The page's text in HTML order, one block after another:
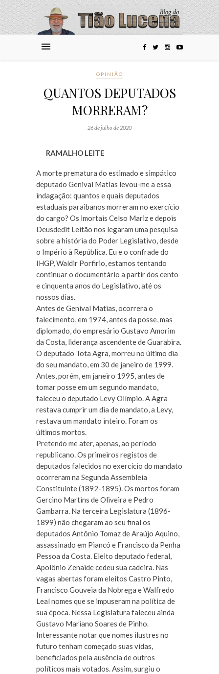
OPINIÃO
QUANTOS DEPUTADOS
MORRERAM?
26 de julho de 2020
RAMALHO LEITE
A morte prematura do estimado e simpático
deputado Genival Matias levou-me a essa
indagação: quantos e quais deputados
estaduais paraibanos morreram no exercício
do cargo? Os imortais Celso Mariz e depois
Deusdedit Leitão nos legaram uma pesquisa
sobre a história do Poder Legislativo, desde
o Império à República. Eu e o confrade do
IHGP, Waldir Porfirio, estamos tentando
continuar o documentário a partir dos cento
e cinquenta anos do Legislativo, até os
nossos dias.
Antes de Genival Matias, ocorrera o
falecimento, em 1974, antes da posse, mas
diplomado, do empresário Gustavo Amorim
da Costa, liderança ascendente de Guarabira.
O deputado Tota Agra, morreu no último dia
do seu mandato, em 30 de janeiro de 1999.
Antes, porém, em janeiro 1995, antes de
tomar posse em um segundo mandato,
faleceu o deputado Levy Olímpio. A Agra
restava cumprir um dia de mandato, a Levy,
restava um mandato inteiro. Foram os
últimos mortos.
Pretendo me ater, apenas, ao período
republicano. Os primeiros registos de
deputados falecidos no exercício do mandato
ocorreram na Segunda Assembleia
Constituinte (1892-1895). Os mortos foram
Gercino Martins de Oliveira e Pedro
Gambarra. Na terceira Legislatura (1896-
1899) não chegaram ao seu final os
deputados Antônio Tomaz de Araújo Aquino,
assassinado em Piancó e Francisco da Penha
Pessoa da Costa. Eleito deputado federal,
Apolônio Zenaide cedeu sua cadeira. Nas
vagas abertas foram eleitos Castro Pinto,
Francisco Gouveia da Nobrega e Walfredo
Leal nomes que se impuseram na política de
sua época. Nessa Legislatura faleceu ainda
Gustavo Mariano Soares de Pinho.
Interessante notar que nomes ilustres no
futuro tenham começado suas vidas,
beneficiados pela ausência de outros
políticos mais votados. Assim, surgiu o